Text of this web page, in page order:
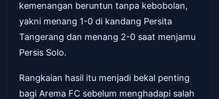
kemenangan beruntun tanpa kebobolan,
yakni menang 1-0 di kandang Persita
Tangerang dan menang 2-0 saat menjamu
Persis Solo.
Rangkaian hasil itu menjadi bekal penting
bagi Arema FC sebelum menghadapi salah